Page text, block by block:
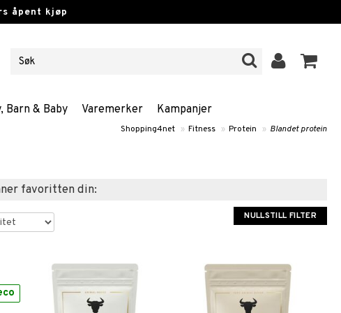
åpent kjøp
Barn & Baby Varemerker Kampanjer
Shopping4net » Fitness » Protein » Blandet protein
favoritten din:
NULLSTILL FILTER